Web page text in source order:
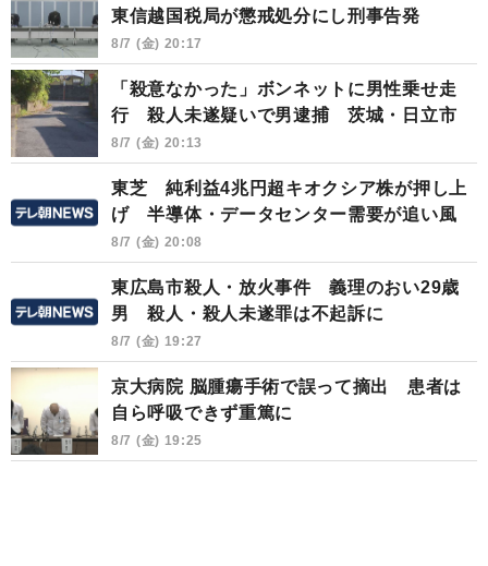
東信越国税局が懲戒処分にし刑事告発
8/7 (金) 20:17
「殺意なかった」ボンネットに男性乗せ走
行 殺人未遂疑いで男逮捕 茨城・日立市
8/7 (金) 20:13
東芝 純利益4兆円超キオクシア株が押し上
げ 半導体・データセンター需要が追い風
8/7 (金) 20:08
東広島市殺人・放火事件 義理のおい29歳
男 殺人・殺人未遂罪は不起訴に
8/7 (金) 19:27
京大病院 脳腫瘍手術で誤って摘出 患者は
自ら呼吸できず重篤に
8/7 (金) 19:25